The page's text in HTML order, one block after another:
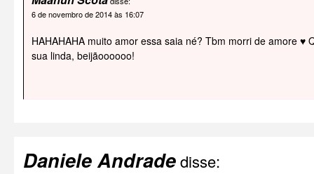
6 de novembro de 2014 às 16:07
HAHAHAHA muito amor essa saia né? Tbm morri de amore ♥
sua linda, beijãoooooo!
Daniele Andradedisse: